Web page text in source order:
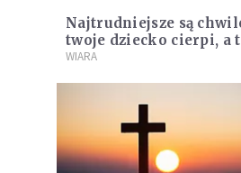
Najtrudniejsze są
twoje dziecko cierpi, a
możesz zrobić nic
WIARA